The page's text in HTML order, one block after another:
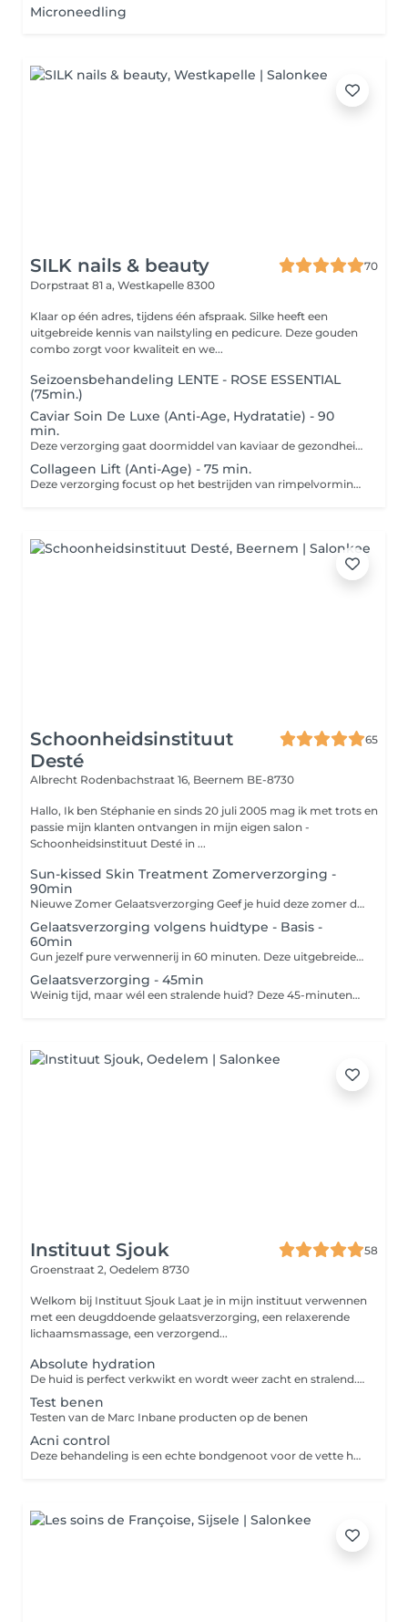
Microneedling
SILK nails & beauty
70
Dorpstraat 81 a, Westkapelle 8300
Klaar op één adres, tijdens één afspraak. Silke heeft een
uitgebreide kennis van nailstyling en pedicure. Deze gouden
combo zorgt voor kwaliteit en we...
Seizoensbehandeling LENTE - ROSE ESSENTIAL
(75min.)
Caviar Soin De Luxe (Anti-Age, Hydratatie) - 90
min.
Deze verzorging gaat doormiddel van kaviaar de gezondheid van je huid verbeteren Kaviaar hydrateert, stimuleert collageenproductie, herstelt schade en vermindert ontstekingen. Ideaal voor mensen met - Rijpere huid - Droge huid - Gevoelige huid - Couperose - Normale of gemengde huid Niet geschikt voor een actieve acné huid
Collageen Lift (Anti-Age) - 75 min.
Deze verzorging focust op het bestrijden van rimpelvorming icm een collageenboost. Ideaal voor mensen met - Rijpere huid Kan ook voor - Droge huid - Gevoelige huid - Couperose - Normale of gemengde huid Niet geschikt voor een actieve acné huid
Schoonheidsinstituut
Desté
65
Albrecht Rodenbachstraat 16, Beernem BE-8730
Hallo, Ik ben Stéphanie en sinds 20 juli 2005 mag ik met trots en
passie mijn klanten ontvangen in mijn eigen salon -
Schoonheidsinstituut Desté in ...
Sun-kissed Skin Treatment Zomerverzorging -
90min
Nieuwe Zomer Gelaatsverzorging Geef je huid deze zomer de verzorging die ze verdient. Zon, warmte en andere externe invloeden kunnen de huid uitdrogen, gevoeliger maken en haar natuurlijke uitstraling verminderen. Deze speciaal ontwikkelde zomerbehandeling helpt de huid intens te hydrateren, de huidbarrière te versterken en roodheid of irritatie te kalmeren. Na de verzorging voelt je huid opnieuw fris, comfortabel en stralend aan, met een gezonde zomerse glow. Deze behandeling richt zich op: Het herstellen van het vochtgehalte van de huid Het versterken van de natuurlijke huidbarrière Het kalmeren van de huid na zon, warmte en externe stressfactoren Het terugbrengen van een frisse, gezonde uitstraling Extra voordeel: bij deze verzorging ontvang je gratis een Hydra Sheet Mask voor thuisgebruik, zodat je de resultaten van de behandeling nog langer kunt behouden en je huid ook thuis extra kunt verwennen.
Gelaatsverzorging volgens huidtype - Basis -
60min
Gun jezelf pure verwennerij in 60 minuten. Deze uitgebreide gelaatsverzorging is ideaal voor wie niet alleen resultaat wil zien, maar ook écht wil ontspannen. In één uur tijd krijgt je huid precies wat ze nodig heeft, terwijl jij volledig tot rust komt dankzij een heerlijk ontspannende massage. We starten met een korte huidanalyse, zodat we de behandeling volledig kunnen afstemmen op jouw huidtype en huidbehoeften. Van diepe hydratatie tot versteviging, van een stralende glow tot een zuiverende aanpak: we kiezen samen de perfecte combinatie van producten en technieken. Daarna volgt het meest geliefde onderdeel: een rustgevende massage van gezicht, hals en schouders. Deze stimuleert de doorbloeding, verzacht spanning en zorgt voor een onmiddellijk gevoel van welzijn. Je huid gaat stralen, je gelaat ontspant en jij voelt je als herboren. Na 60 minuten stap je naar buiten met een zichtbaar frisse, soepele en vernieuwde huid én een heerlijk licht hoofd. Een uur voor jezelf, een resultaat dat de rest van de dag blijft. Boek jouw 60-minutenverzorging en voel het verschil.
Gelaatsverzorging - 45min
Weinig tijd, maar wél een stralende huid? Deze 45-minutenbehandeling is ideaal voor wie zichzelf een snel maar effectief me-time moment gunt tijdens de lunchpauze of gewoon even tussendoor. Heb je nood aan extra hydratatie, een liftende boost, een frisse glow of net een zuiverende aanpak? Wat je huid ook vraagt, jij stapt nadien weer naar buiten met een frisse uitstraling en hernieuwd zelfvertrouwen. Let op: deze behandeling bevat geen massage.
Instituut Sjouk
58
Groenstraat 2, Oedelem 8730
Welkom bij Instituut Sjouk Laat je in mijn instituut verwennen
met een deugddoende gelaatsverzorging, een relaxerende
lichaamsmassage, een verzorgend...
Absolute hydration
De huid is perfect verkwikt en wordt weer zacht en stralend. Het trekkerig en droog gevoel verdwijnt, de teint is helderder en de huid is terug beter gehydrateerd.
Test benen
Testen van de Marc Inbane producten op de benen
Acni control
Deze behandeling is een echte bondgenoot voor de vette huid met neiging tot acne en combineert 5 werkingen: ze neutraliseert de talgproductie, verwijderd dode cellen, bestrijdt de verspreiding van bacteriën, ontstopt de poriën en gaat de ontstekingen gaan verzachten.